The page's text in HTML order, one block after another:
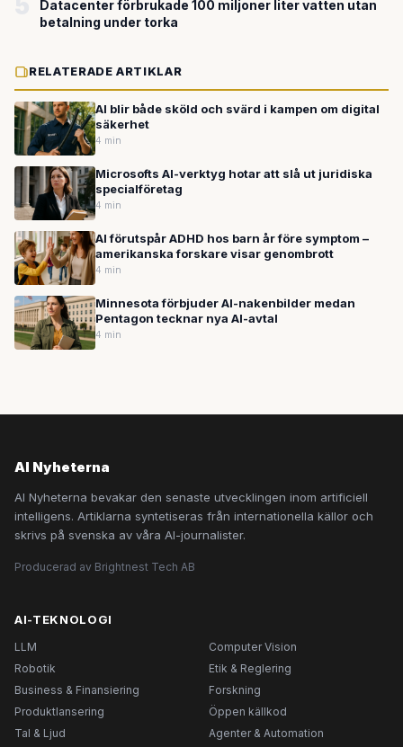
Datacenter förbrukade 100 miljoner liter vatten utan
betalning under torka
RELATERADE ARTIKLAR
AI blir både sköld och svärd i kampen om digital
säkerhet
4 min
Microsofts AI-verktyg hotar att slå ut juridiska
specialföretag
4 min
AI förutspår ADHD hos barn år före symptom –
amerikanska forskare visar genombrott
4 min
Minnesota förbjuder AI-nakenbilder medan
Pentagon tecknar nya AI-avtal
4 min
AI Nyheterna
AI Nyheterna bevakar den senaste utvecklingen inom artificiell
intelligens. Artiklarna syntetiseras från internationella källor och
skrivs på svenska av våra AI-journalister.
Producerad av Brightnest Tech AB
AI-TEKNOLOGI
LLM
Computer Vision
Robotik
Etik & Reglering
Business & Finansiering
Forskning
Produktlansering
Öppen källkod
Tal & Ljud
Agenter & Automation